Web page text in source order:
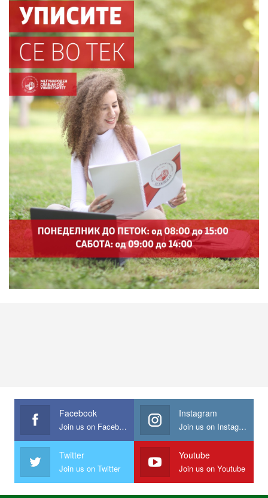
Facebook
Join us on Facebook
Instagram
Join us on Instagram
Twitter
Join us on Twitter
Youtube
Join us on Youtube